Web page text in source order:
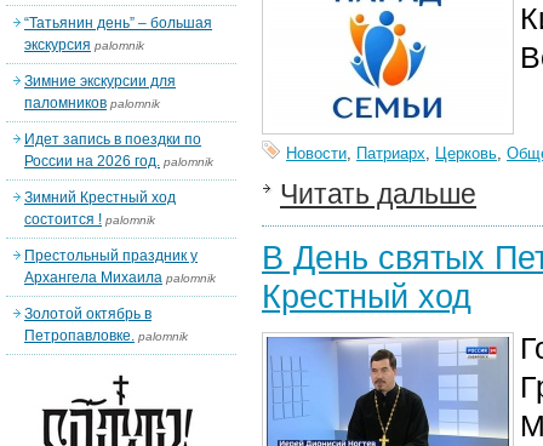
Новости, Патриарх, Церковь,
Читать дальше
В День святых
Крестный ход
“Татьянин день” – большая
экскурсия palomnik
Зимние экскурсии для
паломников palomnik
Идет запись в поездки по
России на 2026 год. palomnik
Зимний Крестный ход
состоится ! palomnik
Престольный праздник у
Архангела Михаила palomnik
Золотой октябрь в
Петропавловке. palomnik